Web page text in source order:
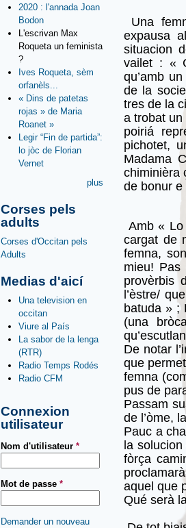
2020 : l'annada Joan
Bodon
L'escrivan Max
Roqueta un feminista
?
Ives Roqueta, sèm
orfanèls...
« Dins de patetas
rojas » de Maria
Roanet »
Legir “Fin de partida”:
lo jòc de Florian
Vernet
plus
Corses pels
adults
Corses d'Occitan pels
Adults
Medias d'aicí
Una television en
occitan
Viure al País
La sabor de la lenga
(RTR)
Radio Temps Rodés
Radio CFM
Connexion
utilisateur
Nom d'utilisateur *
Mot de passe *
Demander un nouveau
Una
expausa
situacion
vailet : «
qu’amb
de la
tres de la
a trobat un
poiriá
pichotet,
Madama
chiminièra
de bonur e
Amb «
cargat de
femna,
mieu!
provèrbis
l’èstre/
batuda » ;
(una
De notar
que
femna
pus de
Passam
de l’òme,
Pauc a
la
fòrça
aquel que
Qué serà